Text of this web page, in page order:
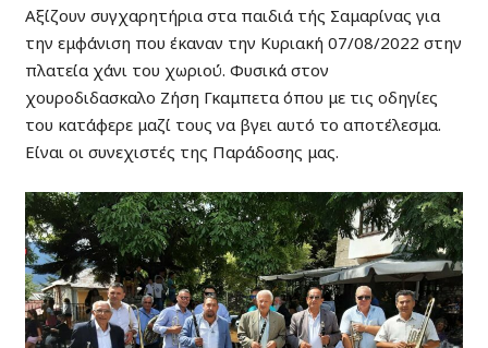
Αξίζουν συγχαρητήρια στα παιδιά τής Σαμαρίνας για
την εμφάνιση που έκαναν την Κυριακή 07/08/2022 στην
πλατεία χάνι του χωριού. Φυσικά στον
χουροδιδασκαλο Ζήση Γκαμπετα όπου με τις οδηγίες
του κατάφερε μαζί τους να βγει αυτό το αποτέλεσμα.
Είναι οι συνεχιστές της Παράδοσης μας.